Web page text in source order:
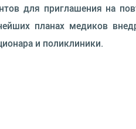
для приглашения на
планах медиков
и поликлиники.